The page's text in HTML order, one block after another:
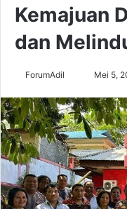
Kemajuan
dan
ForumAdil
email
Mei 5,